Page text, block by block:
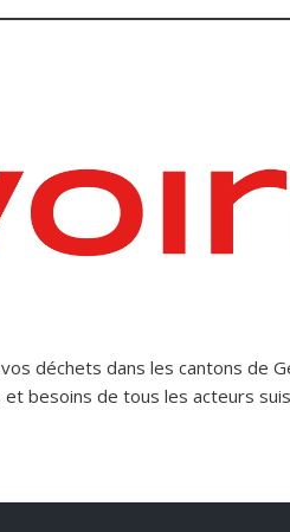
déchets dans les cantons de
besoins de tous les acteurs